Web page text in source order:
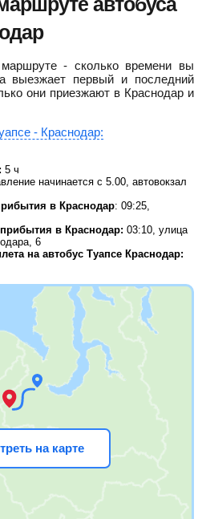
- сколько времени вы
выезжает первый и последний
они приезжают в Краснодар и
- Краснодар:
5 ч
начинается с 5.00, автовокзал
в Краснодар: 09:25,
в Краснодар: 03:10, улица
6
на автобус Туапсе Краснодар:
на карте